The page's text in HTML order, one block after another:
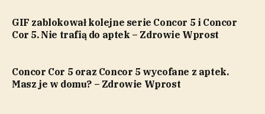
GIF zablokował kolejne serie Concor 5 i Concor
Cor 5. Nie trafią do aptek – Zdrowie Wprost
Concor Cor 5 oraz Concor 5 wycofane z aptek.
Masz je w domu? – Zdrowie Wprost